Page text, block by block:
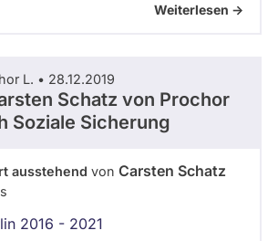
Weiterlesen ->
L. • 28.12.2019
Schatz von Prochor
Soziale Sicherung
ausstehend von Carsten Schatz
2016 - 2021